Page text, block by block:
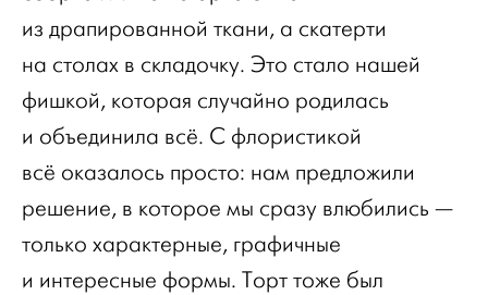
из драпированной ткани, а скатерти
на столах в складочку. Это стало нашей
фишкой, которая случайно родилась
и объединила всё. С флористикой
всё оказалось просто: нам предложили
решение, в которое мы сразу влюбились —
только характерные, графичные
и интересные формы. Торт тоже был